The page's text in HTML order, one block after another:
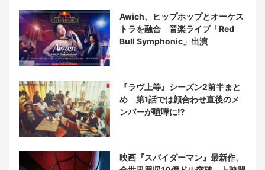
Awich、ヒップホップとオーケス
トラを融合 音楽ライブ「Red
Bull Symphonic」出演
『ラヴ上等』シーズン2前半まと
め 第1話では顔合わせ直後のメ
ンバーが喧嘩に⁉︎
映画『スパイダーマン』最新作、